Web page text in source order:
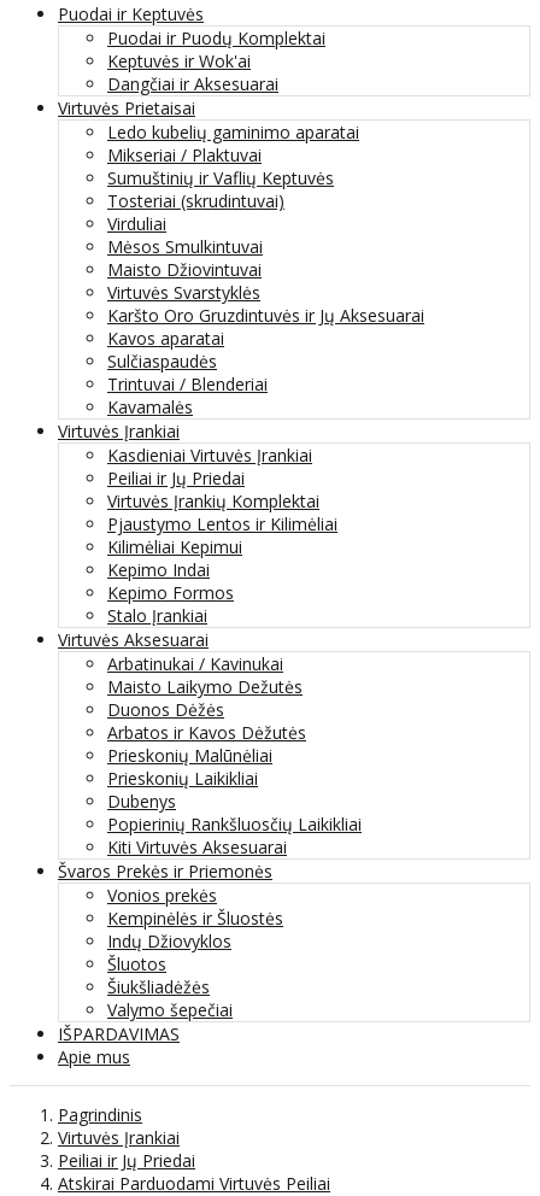
Puodai ir Keptuvės
Puodai ir Puodų Komplektai
Keptuvės ir Wok'ai
Dangčiai ir Aksesuarai
Virtuvės Prietaisai
Ledo kubelių gaminimo aparatai
Mikseriai / Plaktuvai
Sumuštinių ir Vaflių Keptuvės
Tosteriai (skrudintuvai)
Virduliai
Mėsos Smulkintuvai
Maisto Džiovintuvai
Virtuvės Svarstyklės
Karšto Oro Gruzdintuvės ir Jų Aksesuarai
Kavos aparatai
Sulčiaspaudės
Trintuvai / Blenderiai
Kavamalės
Virtuvės Įrankiai
Kasdieniai Virtuvės Įrankiai
Peiliai ir Jų Priedai
Virtuvės Įrankių Komplektai
Pjaustymo Lentos ir Kilimėliai
Kilimėliai Kepimui
Kepimo Indai
Kepimo Formos
Stalo Įrankiai
Virtuvės Aksesuarai
Arbatinukai / Kavinukai
Maisto Laikymo Dežutės
Duonos Dėžės
Arbatos ir Kavos Dėžutės
Prieskonių Malūnėliai
Prieskonių Laikikliai
Dubenys
Popierinių Rankšluosčių Laikikliai
Kiti Virtuvės Aksesuarai
Švaros Prekės ir Priemonės
Vonios prekės
Kempinėlės ir Šluostės
Indų Džiovyklos
Šluotos
Šiukšliadėžės
Valymo šepečiai
IŠPARDAVIMAS
Apie mus
Pagrindinis
Virtuvės Įrankiai
Peiliai ir Jų Priedai
Atskirai Parduodami Virtuvės Peiliai